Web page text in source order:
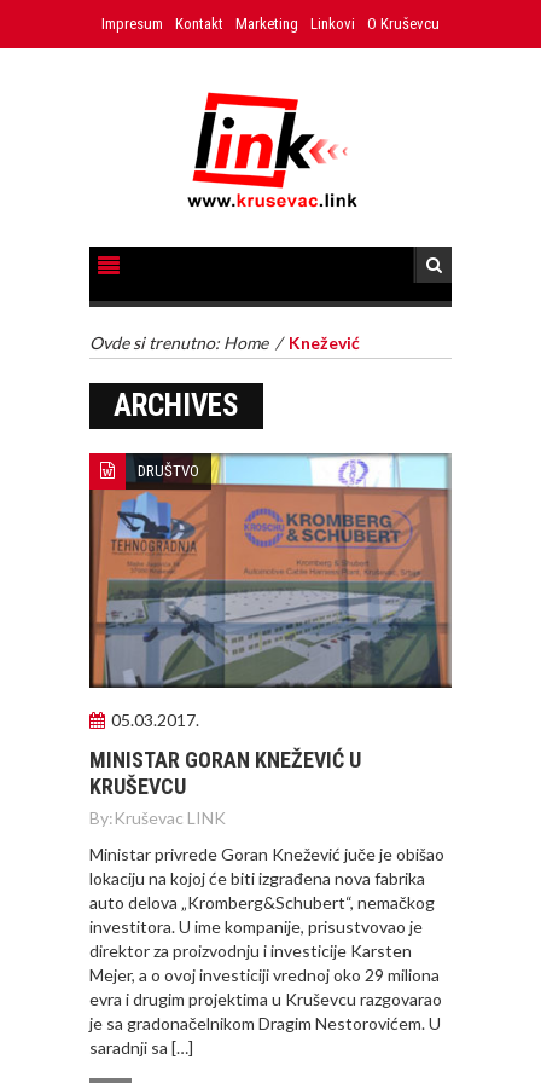
Impresum Kontakt Marketing Linkovi O Kruševcu
Ovde si trenutno: Home / Knežević
ARCHIVES
DRUŠTVO
05.03.2017.
MINISTAR GORAN KNEŽEVIĆ U
KRUŠEVCU
By:Kruševac LINK
Ministar privrede Goran Knežević juče je obišao
lokaciju na kojoj će biti izgrađena nova fabrika
auto delova „Kromberg&Schubert“, nemačkog
investitora. U ime kompanije, prisustvovao je
direktor za proizvodnju i investicije Karsten
Mejer, a o ovoj investiciji vrednoj oko 29 miliona
evra i drugim projektima u Kruševcu razgovarao
je sa gradonačelnikom Dragim Nestorovićem. U
saradnji sa […]